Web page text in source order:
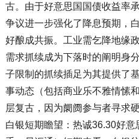
古。由于好意思国国债收益率
争议进一步强化了降息预期，
好酿成共振。工业需乞降地缘
需求抓续成为下落时的阐明身
子限制的抓续插足为其提供了
事动态（包括商业乐不雅情愫
层复古，因为阛阓参与者寻求
白银短期瞻望：热诚36.30好